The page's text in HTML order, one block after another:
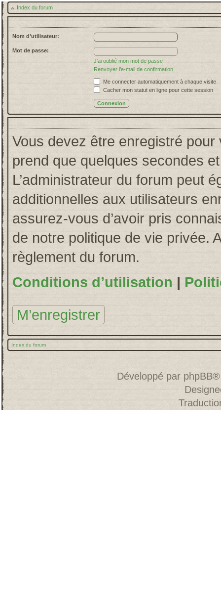
Index du forum
Nom d’utilisateur:
Mot de passe:
J’ai oublié mon mot de passe
Renvoyer l’e-mail de confirmation
Me connecter automatiquement à chaque visite
Cacher mon statut en ligne pour cette session
Vous devez être enregistré pour
prend que quelques secondes
L’administrateur du forum peut
additionnelles aux utilisateurs
assurez-vous d’avoir pris
de notre politique de vie privée.
règlement du forum.
Conditions d’utilisation |
M’enregistrer
Index du forum
Développé par phpBB®